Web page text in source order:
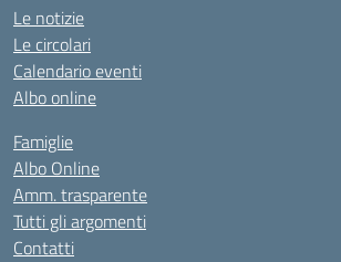
Le notizie
Le circolari
Calendario eventi
Albo online
Famiglie
Albo Online
Amm. trasparente
Tutti gli argomenti
Contatti